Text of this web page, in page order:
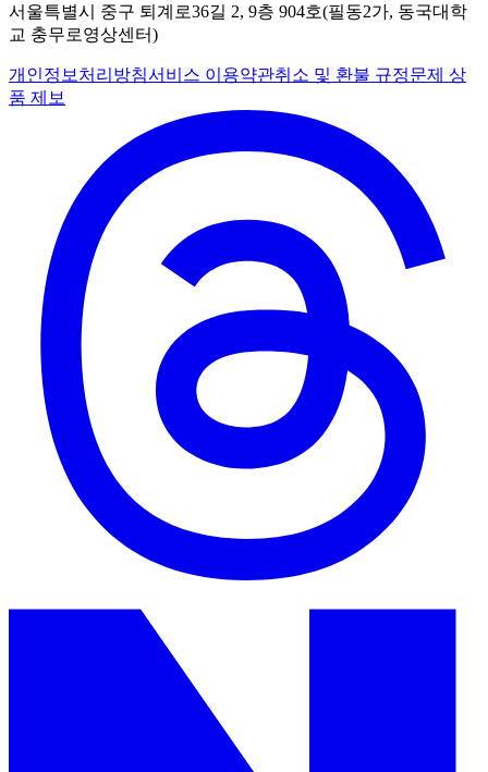
서울특별시 중구 퇴계로36길 2, 9층 904호(필동2가, 동국대학
교 충무로영상센터)
개인정보처리방침서비스 이용약관취소 및 환불 규정문제 상
품 제보